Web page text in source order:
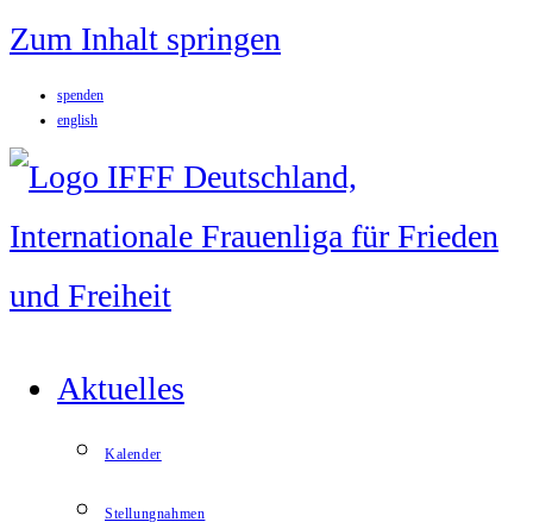
Zum Inhalt springen
spenden
english
Aktuelles
Kalender
Stellungnahmen